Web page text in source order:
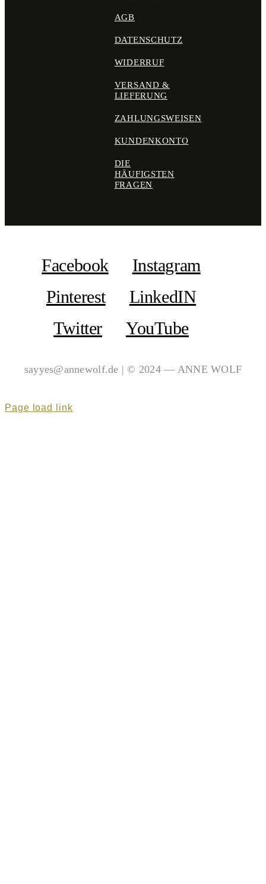
AGB
DATENSCHUTZ
WIDERRUF
VERSAND &
LIEFERUNG
ZAHLUNGSWEISEN
KUNDENKONTO
DIE
HÄUFIGSTEN
FRAGEN
Facebook
Instagram
Pinterest
LinkedIN
Twitter
YouTube
sayyes@annewolf.de | © 2024 — ANNE WOLF
Page load link